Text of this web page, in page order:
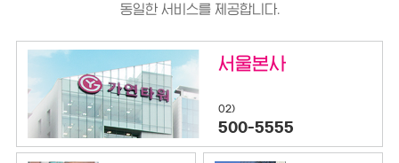
동일한 서비스를 제공합니다.
서울본사
02)
500-5555